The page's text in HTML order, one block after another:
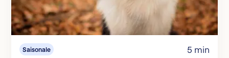
Saisonale 5 min